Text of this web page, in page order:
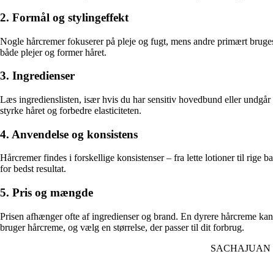
2. Formål og stylingeffekt
Nogle hårcremer fokuserer på pleje og fugt, mens andre primært
både plejer og former håret.
3. Ingredienser
Læs ingredienslisten, især hvis du har sensitiv hovedbund eller
styrke håret og forbedre elasticiteten.
4. Anvendelse og konsistens
Hårcremer findes i forskellige konsistenser – fra lette lotioner til rige
for bedst resultat.
5. Pris og mængde
Prisen afhænger ofte af ingredienser og brand. En dyrere hårcreme
bruger hårcreme, og vælg en størrelse, der passer til dit forbrug.
SACHAJUAN